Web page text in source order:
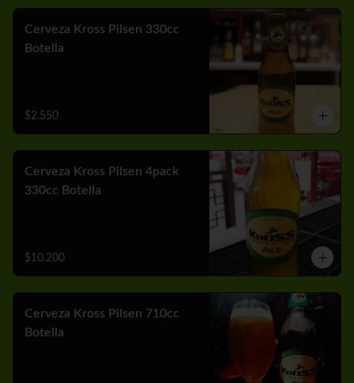
Cerveza Kross Pilsen 330cc
Botella
$2.550
Cerveza Kross Pilsen 4pack
330cc Botella
$10.200
Cerveza Kross Pilsen 710cc
Botella